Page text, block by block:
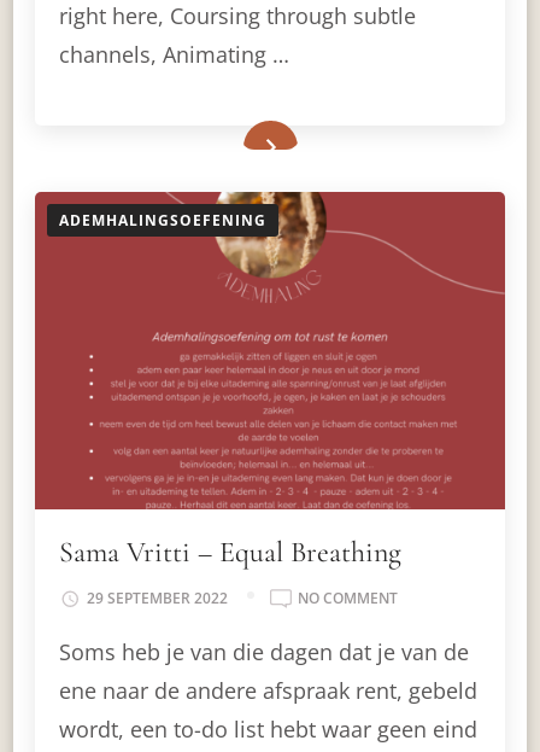
right here, Coursing through subtle
channels, Animating …
ADEMHALINGSOEFENING
Sama Vritti – Equal Breathing
29 SEPTEMBER 2022 NO COMMENTON
VRITTI
EQUAL
BREATHING
Soms heb je van die dagen dat je van de
ene naar de andere afspraak rent, gebeld
wordt, een to-do list hebt waar geen eind